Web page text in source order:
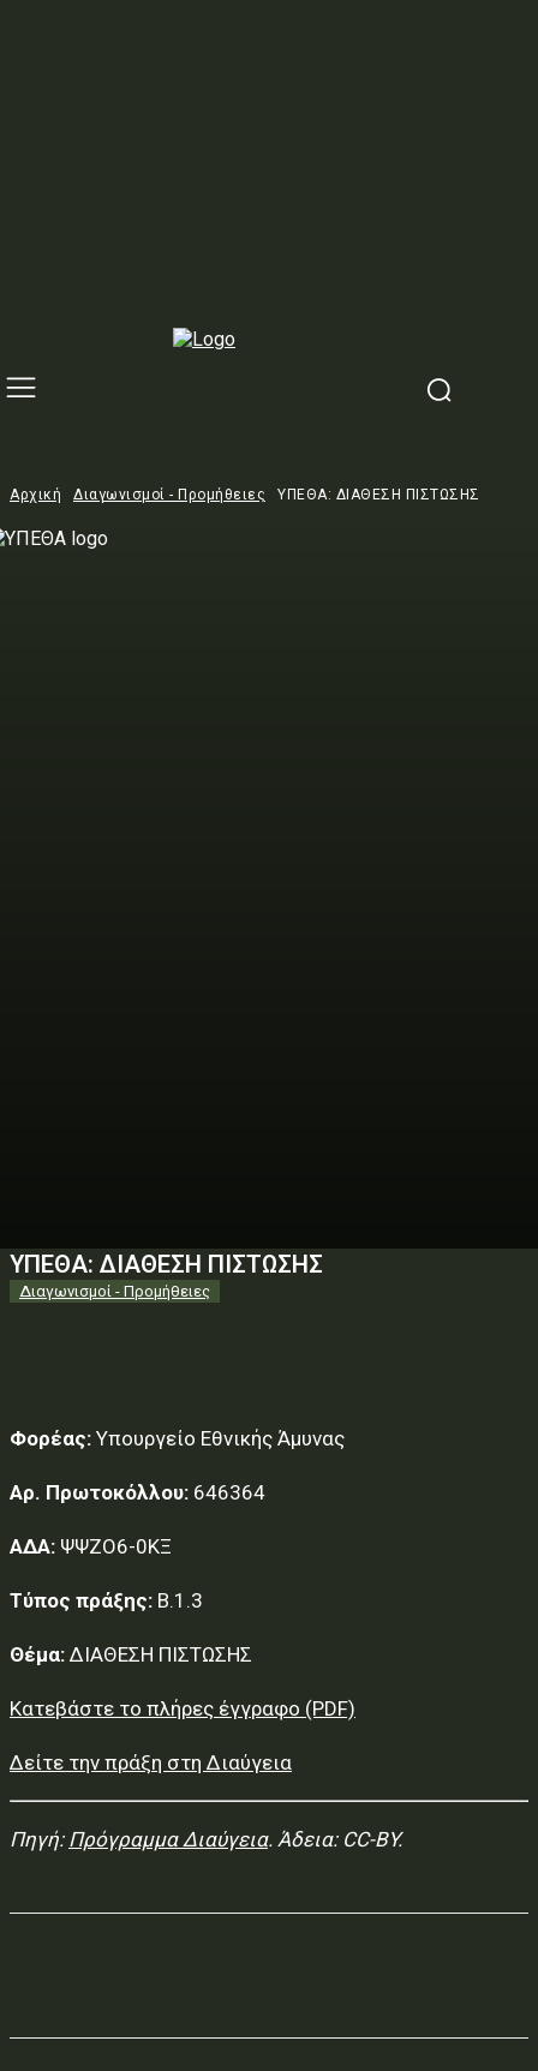
Αρχική Διαγωνισμοί - Προμήθειες ΥΠΕΘΑ: ΔΙΑΘΕΣΗ ΠΙΣΤΩΣΗΣ
ΥΠΕΘΑ: ΔΙΑΘΕΣΗ ΠΙΣΤΩΣΗΣ
Διαγωνισμοί - Προμήθειες
Φορέας: Υπουργείο Εθνικής Άμυνας
Αρ. Πρωτοκόλλου: 646364
ΑΔΑ: ΨΨΖΟ6-0ΚΞ
Τύπος πράξης: Β.1.3
Θέμα: ΔΙΑΘΕΣΗ ΠΙΣΤΩΣΗΣ
Κατεβάστε το πλήρες έγγραφο (PDF)
Δείτε την πράξη στη Διαύγεια
Πηγή: Πρόγραμμα Διαύγεια. Άδεια: CC-BY.